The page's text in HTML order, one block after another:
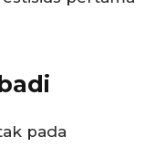
pada